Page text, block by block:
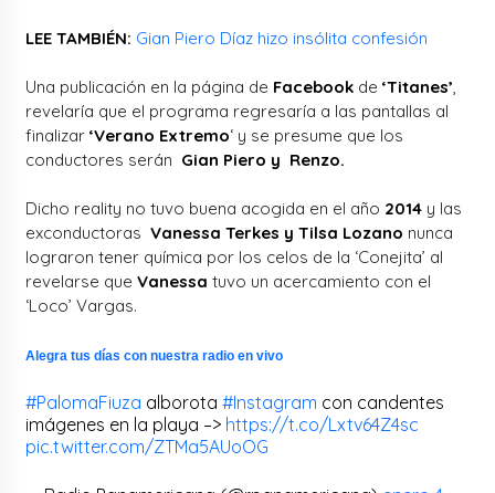
LEE TAMBIÉN: Gian Piero Díaz hizo insólita confesión
Una publicación en la página de Facebook de‘Titanes’
revelaría que el programa regresaría a las pantallas al
finalizar‘Verano Extremo‘ y se presume que los
conductores serán Gian Piero y Renzo.
Dicho reality no tuvo buena acogida en el año 2014 y las
exconductoras Vanessa Terkes y Tilsa Lozano nunca
lograron tener química por los celos de la ‘Conejita’ al
revelarse queVanessa tuvo un acercamiento con el
‘Loco’ Vargas.
Alegra tus días con nuestra radio en vivo
#PalomaFiuza alborota#Instagram con candentes
imágenes en la playa –> https://t.co/Lxtv64Z4sc
pic.twitter.com/ZTMa5AUoOG